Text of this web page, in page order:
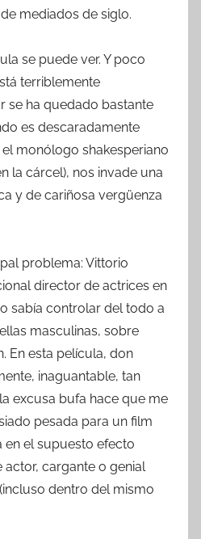
mediados de siglo.
se puede ver. Y poco
terriblemente
se ha quedado bastante
es descaradamente
monólogo shakesperiano
la cárcel), nos invade una
y de cariñosa vergüenza
problema: Vittorio
director de actrices en
sabía controlar del todo a
masculinas, sobre
En esta película, don
inaguantable, tan
excusa bufa hace que me
pesada para un film
el supuesto efecto
cargante o genial
dentro del mismo